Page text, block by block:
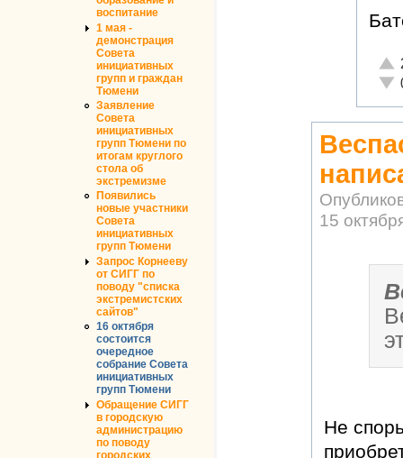
воспитание
1 мая -
демонстрация
Совета
инициативных
групп и граждан
Тюмени
Заявление
Совета
инициативных
групп Тюмени по
итогам круглого
стола об
экстремизме
Появились
новые участники
Совета
инициативных
групп Тюмени
Запрос Корнееву
от СИГГ по
поводу "списка
экстремистских
сайтов"
16 октября
состоится
очередное
собрание Совета
инициативных
групп Тюмени
Обращение СИГГ
в городскую
администрацию
по поводу
городских
15
Не